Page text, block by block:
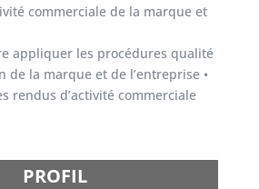
commerciale de la marque et
appliquer les procédures qualité
de la marque et de l’entreprise •
rendus d’activité commerciale
PROFIL